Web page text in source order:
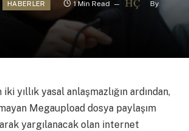
HABERLER 1 Min Read By
yıllık yasal anlaşmazlığın ardından,
Megaupload dosya paylaşım
yargılanacak olan internet